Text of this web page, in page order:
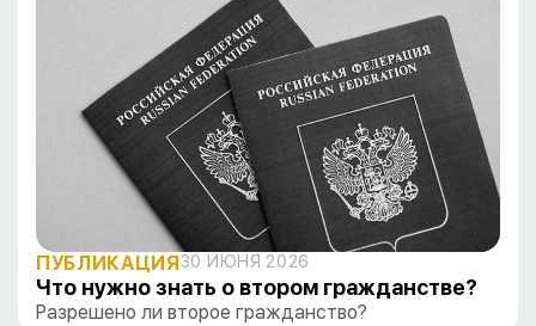
ПУБЛИКАЦИЯ 30 ИЮНЯ 2026
Что нужно знать о втором гражданстве?
Разрешено ли второе гражданство?